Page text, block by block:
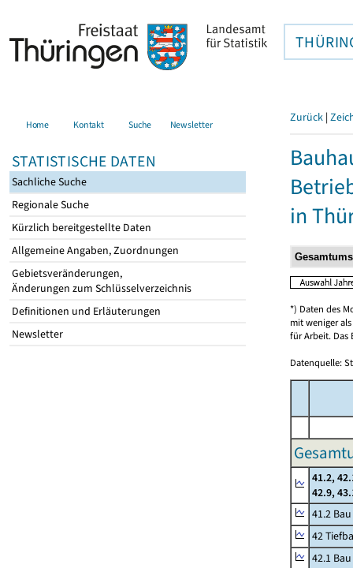
Home Kontakt Suche Newsletter
STATISTISCHE DATEN
Sachliche Suche
Regionale Suche
Kürzlich bereitgestellte Daten
Allgemeine Angaben, Zuordnungen
Gebietsveränderungen,
Änderungen zum Schlüsselverzeichnis
Definitionen und Erläuterungen
Newsletter
Zurück |
in
*) Daten des
mit weniger
für Arbeit. Das
Datenquelle:
41.2,
42.9,
41.2
42
42.1